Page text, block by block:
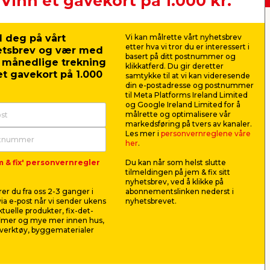
i ulike typer kjøretøyer. Osrams
valg blant kvalitetsbevisste
for både innendørs og
betrodd merke, der innovasjon og
Enten det er en ny pære til lampen
noen av markedets laveste priser, slik
av Osram-belysning i din lokale
jem & fix Norge AS, Strandveien 35,
1366 Lysaker (Hovedkontor)
Organisasjonsnummer: 919 562 404
E-post: kundeservice@jemfix.com
deg på vårt
og vær med
månedlige trekning
gavekort på 1.000
& fix' personvernregler
du fra oss 2-3 ganger i
e-post når vi sender ukens
produkter, fix-det-
og mye mer innen hus,
byggematerialer
Vi kan målrette vårt nyhetsbrev
etter hva vi tror du er interessert i
basert på ditt postnummer og
klikkatferd. Du gir deretter
samtykke til at vi kan videresende
din e-postadresse og postnummer
til Meta Platforms Ireland Limited
og Google Ireland Limited for å
målrette og optimalisere vår
markedsføring på tvers av kanaler.
Les mer i personvernreglene våre
her.
Du kan når som helst slutte
tilmeldingen på jem & fix sitt
nyhetsbrev, ved å klikke på
abonnementslinken nederst i
nyhetsbrevet.